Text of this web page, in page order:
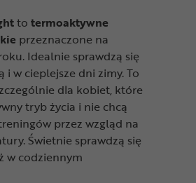
to termoaktywne
przeznaczone na
Idealnie sprawdzą się
i w cieplejsze dni zimy. To
dla kobiet, które
tryb życia i nie chcą
przez wzgląd na
Świetnie sprawdzą się
w codziennym